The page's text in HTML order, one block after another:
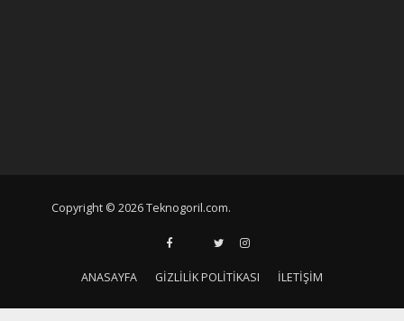
Copyright © 2026 Teknogoril.com.
ANASAYFA GIZLILIK POLITIKASI İLETIŞIM